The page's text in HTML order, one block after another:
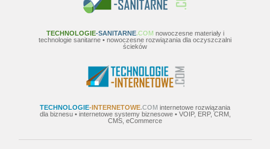
TECHNOLOGIE-SANITARNE.COMnowoczesne materiały i
technologie sanitarne • nowoczesne rozwiązania dla oczyszczalni
ścieków
TECHNOLOGIE-INTERNETOWE.COM internetowe rozwiązania
dla biznesu • internetowe systemy biznesowe • VOIP, ERP, CRM,
CMS, eCommerce